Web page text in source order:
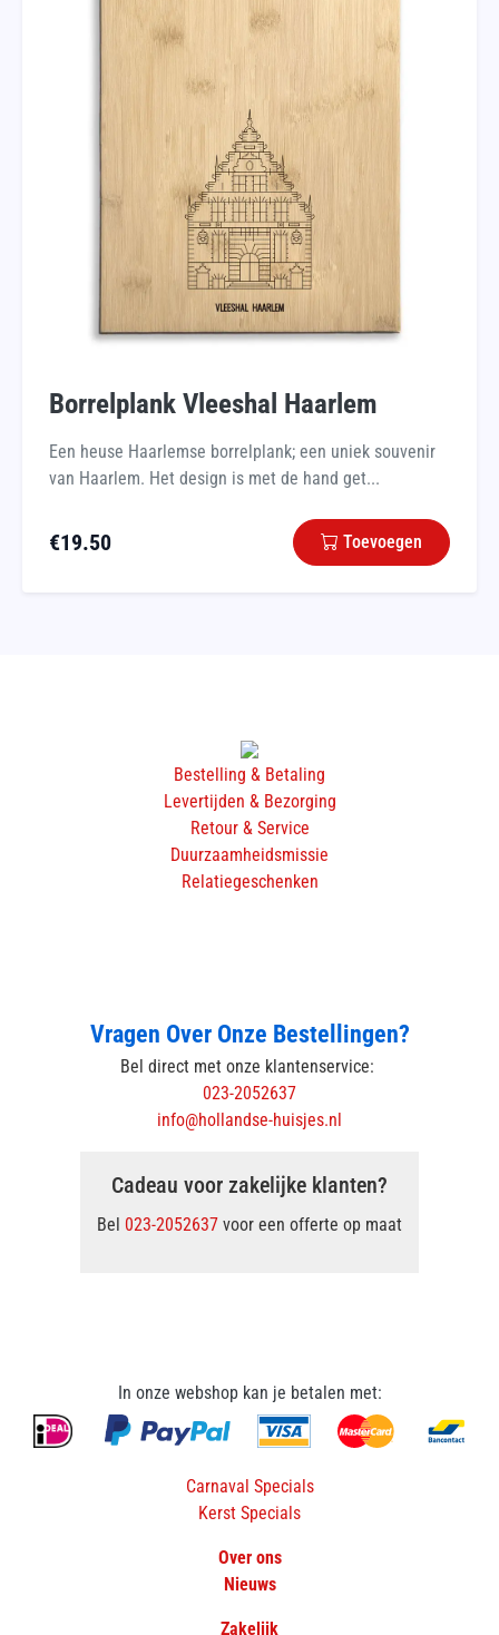
Borrelplank Vleeshal Haarlem
Een heuse Haarlemse borrelplank; een uniek souvenir
van Haarlem. Het design is met de hand get...
€19.50 Toevoegen
Bestelling & Betaling
Levertijden & Bezorging
Retour & Service
Duurzaamheidsmissie
Relatiegeschenken
Vragen Over Onze Bestellingen?
Bel direct met onze klantenservice:
023-2052637
info@hollandse-huisjes.nl
Cadeau voor zakelijke klanten?
Bel 023-2052637 voor een offerte op maat
In onze webshop kan je betalen met:
Carnaval Specials
Kerst Specials
Over ons
Nieuws
Zakelijk